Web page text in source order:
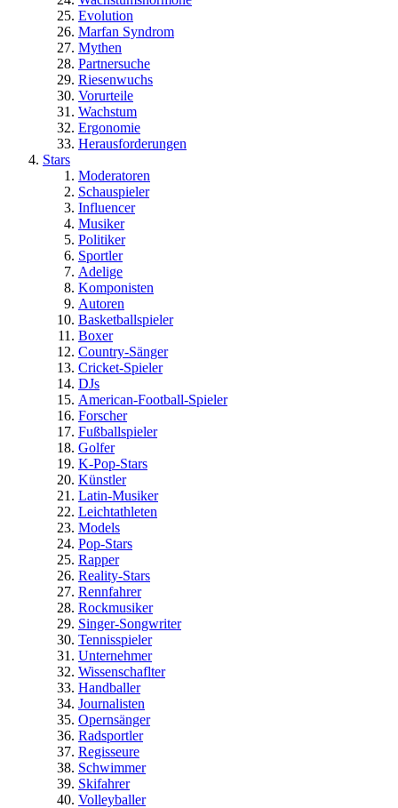
Evolution
Marfan Syndrom
Mythen
Partnersuche
Riesenwuchs
Vorurteile
Wachstum
Ergonomie
Herausforderungen
Stars
Moderatoren
Schauspieler
Influencer
Musiker
Politiker
Sportler
Adelige
Komponisten
Autoren
Basketballspieler
Boxer
Country-Sänger
Cricket-Spieler
DJs
American-Football-Spieler
Forscher
Fußballspieler
Golfer
K-Pop-Stars
Künstler
Latin-Musiker
Leichtathleten
Models
Pop-Stars
Rapper
Reality-Stars
Rennfahrer
Rockmusiker
Singer-Songwriter
Tennisspieler
Unternehmer
Wissenschaflter
Handballer
Journalisten
Opernsänger
Radsportler
Regisseure
Schwimmer
Skifahrer
Volleyballer